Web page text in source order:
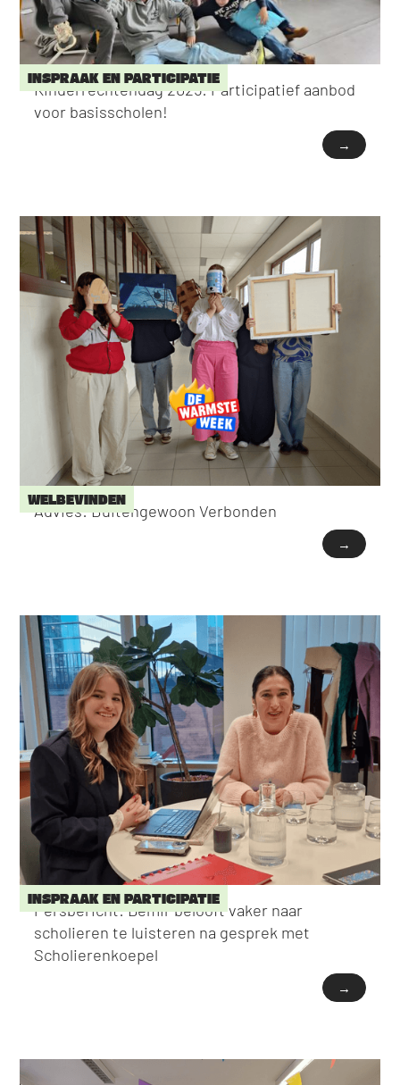
INSPRAAK EN PARTICIPATIE
Kinderrechtendag 2025: Participatief aanbod
voor basisscholen!
→
WELBEVINDEN
Advies: Buitengewoon Verbonden
→
INSPRAAK EN PARTICIPATIE
Persbericht: Demir belooft vaker naar
scholieren te luisteren na gesprek met
Scholierenkoepel
→